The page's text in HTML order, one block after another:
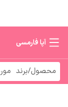
آپا فارمسی